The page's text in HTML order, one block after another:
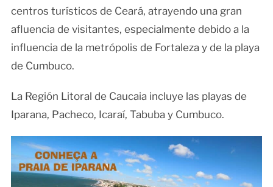
centros turísticos de Ceará, atrayendo una gran
afluencia de visitantes, especialmente debido a la
influencia de la metrópolis de Fortaleza y de la playa
de Cumbuco.
La Región Litoral de Caucaia incluye las playas de
Iparana, Pacheco, Icaraí, Tabuba y Cumbuco.